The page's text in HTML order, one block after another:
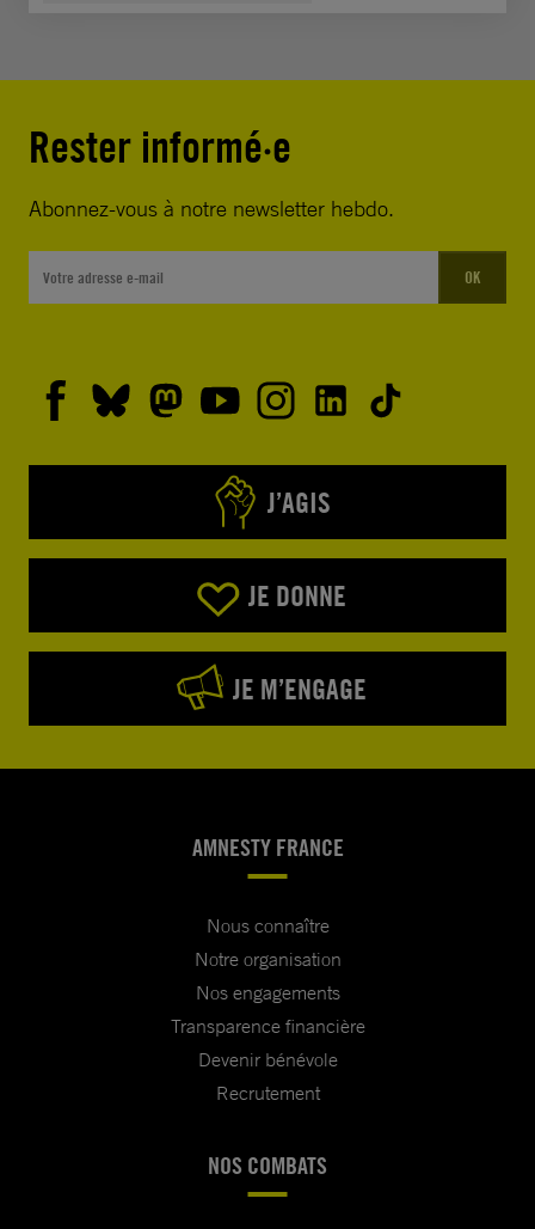
Rester informé·e
Abonnez-vous à notre newsletter hebdo.
OK
J’AGIS
JE DONNE
JE M’ENGAGE
AMNESTY FRANCE
Nous connaître
Notre organisation
Nos engagements
Transparence financière
Devenir bénévole
Recrutement
NOS COMBATS